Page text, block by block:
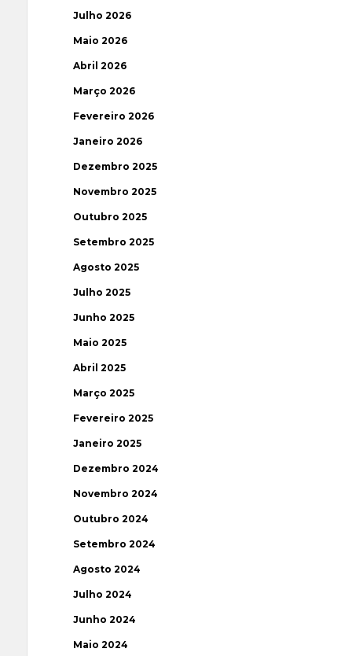
Julho 2026
Maio 2026
Abril 2026
Março 2026
Fevereiro 2026
Janeiro 2026
Dezembro 2025
Novembro 2025
Outubro 2025
Setembro 2025
Agosto 2025
Julho 2025
Junho 2025
Maio 2025
Abril 2025
Março 2025
Fevereiro 2025
Janeiro 2025
Dezembro 2024
Novembro 2024
Outubro 2024
Setembro 2024
Agosto 2024
Julho 2024
Junho 2024
Maio 2024